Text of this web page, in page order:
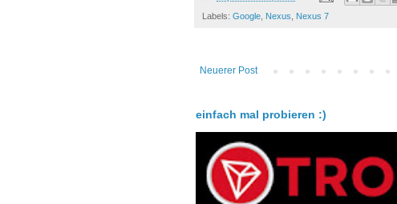
Labels: Google Nexus Nexus 7
Neuerer Post
einfach mal probieren :)